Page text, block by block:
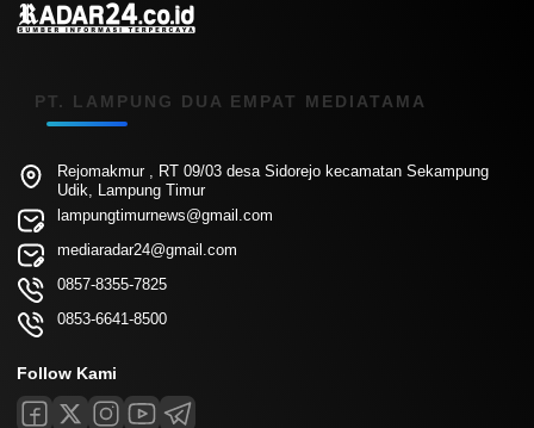
PT. LAMPUNG DUA EMPAT MEDIATAMA
Rejomakmur , RT 09/03 desa Sidorejo kecamatan Sekampung
Udik, Lampung Timur
lampungtimurnews@gmail.com
mediaradar24@gmail.com
0857-8355-7825
0853-6641-8500
Follow Kami